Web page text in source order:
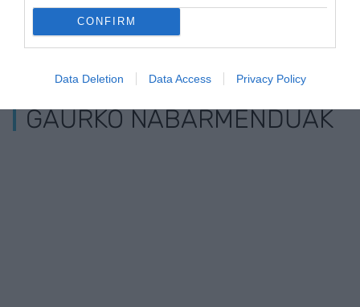
CONFIRM
Data Deletion Data Access Privacy Policy
Trainerua uretaratzea, urte osoko gastua
IRITZIA
Egokitzapen egokiaren bila
GAURKO NABARMENDUAK